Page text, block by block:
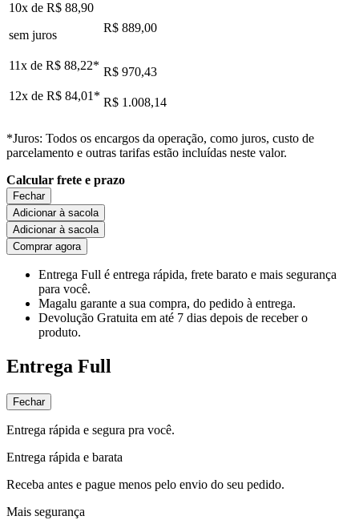
10x de R$ 88,90
sem juros
R$ 889,00
11x de R$ 88,22* R$ 970,43
12x de R$ 84,01* R$ 1.008,14
*Juros: Todos os encargos da operação, como juros, custo de
parcelamento e outras tarifas estão incluídas neste valor.
Calcular frete e prazo
Fechar
Adicionar à sacola
Adicionar à sacola
Comprar agora
Entrega Full é entrega rápida, frete barato e mais segurança
para você.
Magalu garante a sua compra, do pedido à entrega.
Devolução Gratuita em até 7 dias depois de receber o
produto.
Entrega Full
Fechar
Entrega rápida e segura pra você.
Entrega rápida e barata
Receba antes e pague menos pelo envio do seu pedido.
Mais segurança